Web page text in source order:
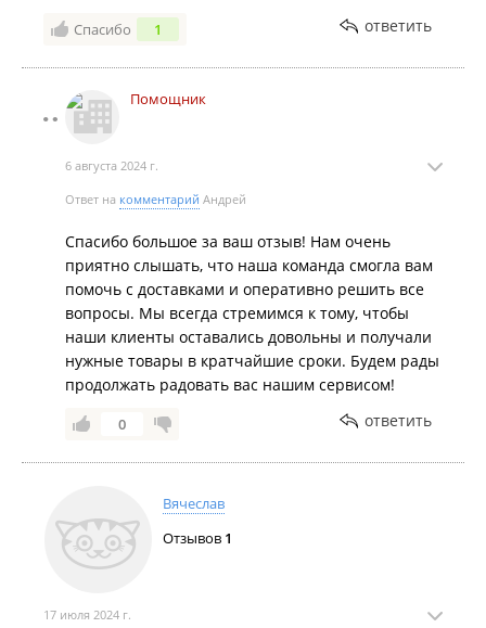
Спасибо 1 ответить
Помощник
6 августа 2024 г.
Ответ на комментарий Андрей
Спасибо большое за ваш отзыв! Нам очень
приятно слышать, что наша команда смогла вам
помочь с доставками и оперативно решить все
вопросы. Мы всегда стремимся к тому, чтобы
наши клиенты оставались довольны и получали
нужные товары в кратчайшие сроки. Будем рады
продолжать радовать вас нашим сервисом!
0 ответить
Вячеслав
Отзывов 1
17 июля 2024 г.